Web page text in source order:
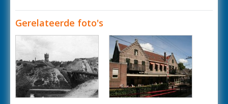
Gerelateerde foto's